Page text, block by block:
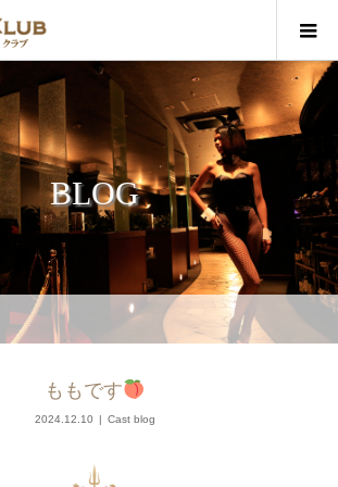
BLOG
ももです
2024.12.10 Cast blog